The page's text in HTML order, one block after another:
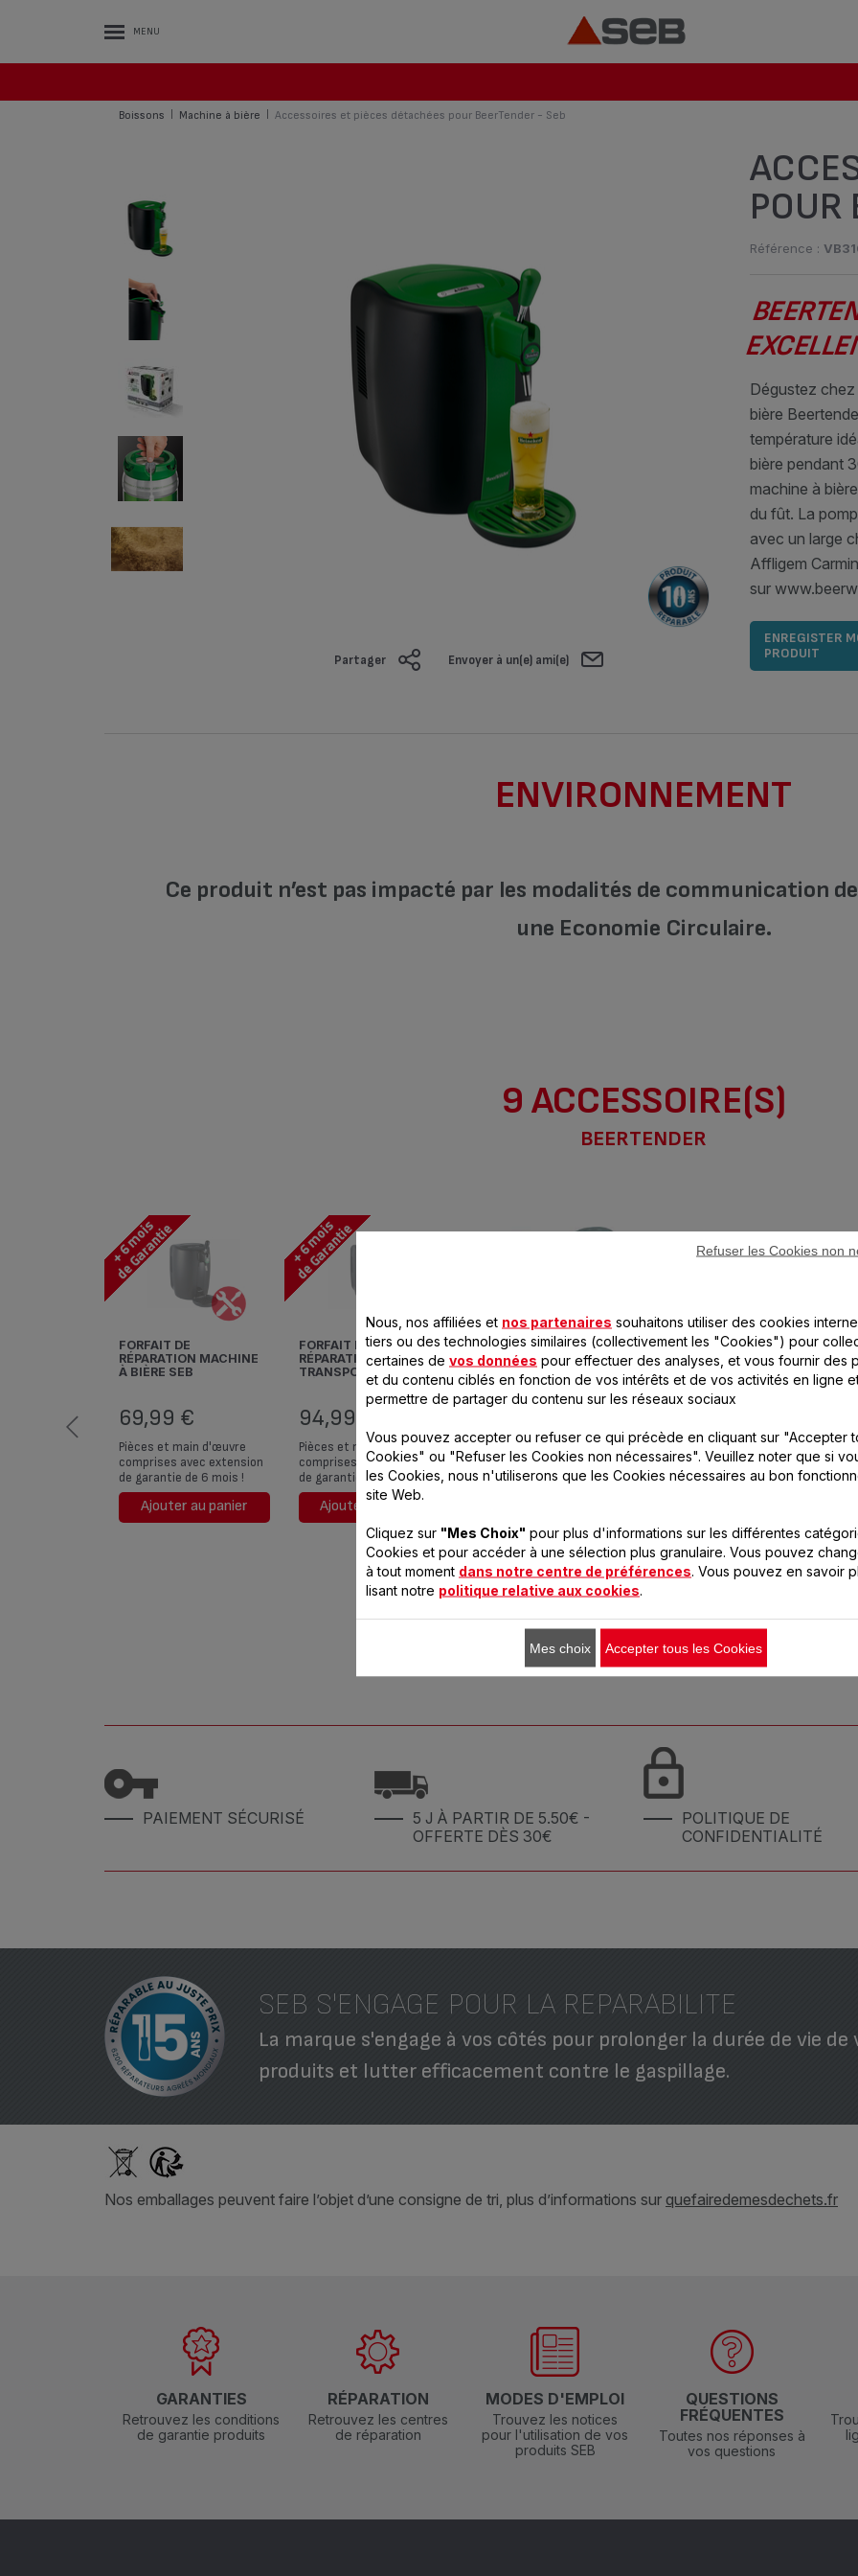
MENU
Boissons Machine à bière Accessoires et pièces détachées pour BeerTender - Seb
POUR
Référence :
Partager Envoyer à un(e) ami(e)
Dégustez
bière
température
bière pendant
machine à
du fût. La
avec un large
Affligem
sur
ENREGISTER
PRODUIT
ENVIRONNEMENT
Ce produit n’est pas impacté par les modalités de communication
une Economie Circulaire.
9 ACCESSOIRE(S)
BEERTENDER
FORFAIT DE
RÉPARATION MACHINE
À BIÈRE SEB
69,99 €
Pièces et main d'œuvre
comprises avec extension
de garantie de 6 mois !
Ajouter au panier
FORFAIT DE
RÉPARATION AVEC
TRANSPORT MACHINE À
94,99 €
Pièces et main d'œuvre
comprises avec extension
de garantie de 6 mois !
Ajouter au panier
ACCESSOIRE
BEERTENDER XI200000
Disponible.
Un nouveau tube pour
chaque fût de 5 L permet
de préserver le goût et la
EMBOUT MS-622396
Disponible.
Service de la bière à la
maison !
PAIEMENT SÉCURISÉ
5 J À PARTIR DE 5.50€ -
OFFERTE DÈS 30€
POLITIQUE DE
CONFIDENTIALITÉ
SEB S'ENGAGE POUR LA REPARABILITE
La marque s'engage à vos côtés pour prolonger la durée de vie de
produits et lutter efficacement contre le gaspillage.
Nos emballages peuvent faire l’objet d’une consigne de tri, plus d’informations sur quefairedemesdechets.fr
GARANTIES
Retrouvez les conditions
de garantie produits
RÉPARATION
Retrouvez les centres
de réparation
MODES D'EMPLOI
Trouvez les notices
pour l'utilisation de vos
produits SEB
QUESTIONS
FRÉQUENTES
Toutes nos réponses à
vos questions
Nous, nos affiliées et nos partenaires souhaitons utiliser des cookies
tiers ou des technologies similaires (collectivement les "Cookies") pour
certaines de vos données pour effectuer des analyses, et vous fournir des
et du contenu ciblés en fonction de vos intérêts et de vos activités en ligne
permettre de partager du contenu sur les réseaux sociaux
Vous pouvez accepter ou refuser ce qui précède en cliquant sur "Accepter
Cookies" ou "Refuser les Cookies non nécessaires". Veuillez noter que si
les Cookies, nous n'utiliserons que les Cookies nécessaires au bon
site Web.
Cliquez sur "Mes Choix" pour plus d'informations sur les différentes
Cookies et pour accéder à une sélection plus granulaire. Vous pouvez
à tout moment dans notre centre de préférences . Vous pouvez en savoir
lisant notre politique relative aux cookies
Refuser les Cookies non
Mes choix Accepter tous les Cookies